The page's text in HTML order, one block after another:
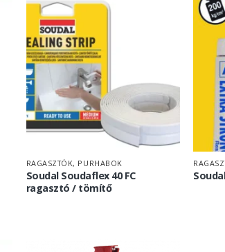
RAGASZTÓK, PURHABOK
Soudal Soudaflex 40 FC
ragasztó / tömítő